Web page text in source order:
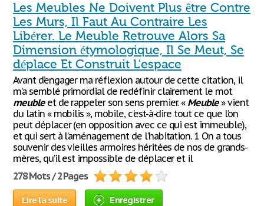
Les Meubles Ne Doivent Plus être Contre
Les Murs, Il Faut Au Contraire Les
Libérer. Le Meuble Retrouve Alors Sa
Dimension étymologique, Il Se Meut, Se
déplace Et Construit L'espace
Avant d’engager ma réflexion autour de cette citation, il
m’a semblé primordial de redéfinir clairement le mot
meubleet de rappeler son sens premier. « Meuble» vient
du latin « mobilis », mobile, c'est-à-dire tout ce que l’on
peut déplacer (en opposition avec ce qui est immeuble),
et qui sert à l’aménagement de l’habitation. 1 On a tous
souvenir des vieilles armoires héritées de nos de grands-
mères, qu’il est impossible de déplacer et il
278 Mots / 2 Pages
Lire la suite Enregistrer